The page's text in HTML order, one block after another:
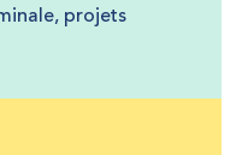
projets